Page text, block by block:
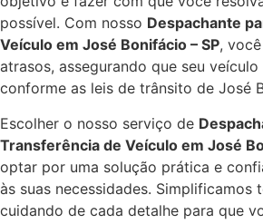
possível. Com nosso Despachante
Veículo em José Bonifácio – SP,
atrasos, assegurando que seu
conforme as leis de trânsito de José
Escolher o nosso serviço de
Transferência de Veículo em José
optar por uma solução prática e
às suas necessidades. Simplificamos
cuidando de cada detalhe para que